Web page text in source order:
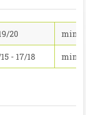
20 min.
- 17/18 min.